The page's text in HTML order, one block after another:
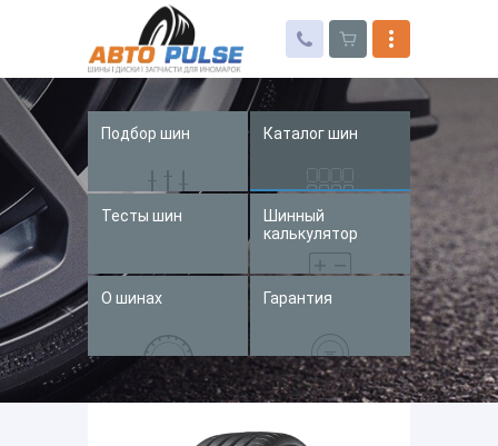
Автошины
Колесные диски
Запчасти для иномарок
Доставка и оплата
Контакты
Подбор шин Каталог шин
Тесты шин
Шинный
калькулятор
О шинах Гарантия